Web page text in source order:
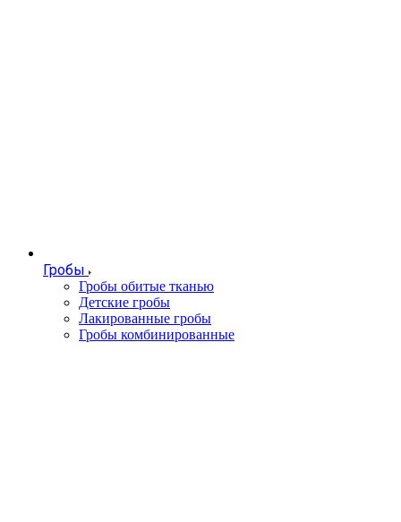
Гробы
Гробы обитые тканью
Детские гробы
Лакированные гробы
Гробы комбинированные